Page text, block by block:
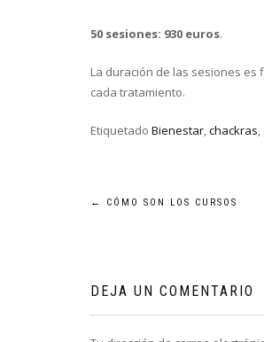
50 sesiones: 930 euros.
La duración de las sesiones
cada tratamiento.
Etiquetado Bienestar,chackras,
Navegación
entradas
← CÓMO SON LOS CURSOS
DEJA UN COMENTARIO